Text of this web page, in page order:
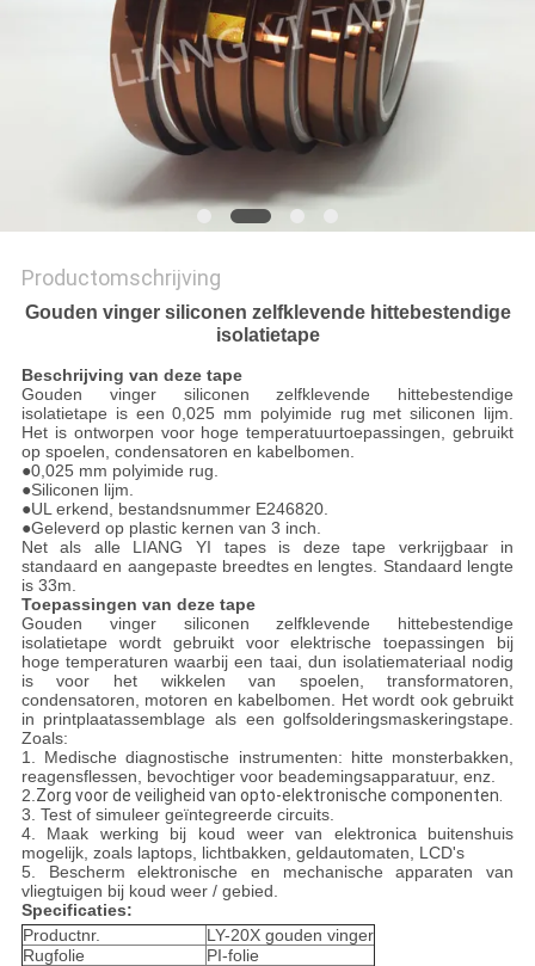
Productomschrijving
Gouden vinger siliconen zelfklevende hittebestendige
isolatietape
Beschrijving van deze tape
Gouden vinger siliconen zelfklevende hittebestendige
isolatietape is een 0,025 mm polyimide rug met siliconen lijm.
Het is ontworpen voor hoge temperatuurtoepassingen, gebruikt
op spoelen, condensatoren en kabelbomen.
●0,025 mm polyimide rug.
●Siliconen lijm.
●UL erkend, bestandsnummer E246820.
●Geleverd op plastic kernen van 3 inch.
Net als alle LIANG YI tapes is deze tape verkrijgbaar in
standaard en aangepaste breedtes en lengtes. Standaard lengte
is 33m.
Toepassingen van deze tape
Gouden vinger siliconen zelfklevende hittebestendige
isolatietape wordt gebruikt voor elektrische toepassingen bij
hoge temperaturen waarbij een taai, dun isolatiemateriaal nodig
is voor het wikkelen van spoelen, transformatoren,
condensatoren, motoren en kabelbomen. Het wordt ook gebruikt
in printplaatassemblage als een golfsolderingsmaskeringstape.
Zoals:
1. Medische diagnostische instrumenten: hitte monsterbakken,
reagensflessen, bevochtiger voor beademingsapparatuur, enz.
2.Zorg voor de veiligheid van opto-elektronische componenten.
3. Test of simuleer geïntegreerde circuits.
4. Maak werking bij koud weer van elektronica buitenshuis
mogelijk, zoals laptops, lichtbakken, geldautomaten, LCD's
5. Bescherm elektronische en mechanische apparaten van
vliegtuigen bij koud weer / gebied.
Specificaties:
Productnr.
LY-20X gouden vinger
Rugfolie
PI-folie